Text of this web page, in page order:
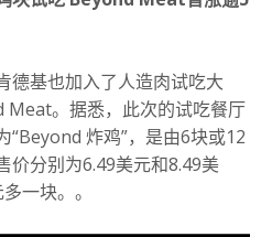
德基也加入了人造肉试吃大
Meat。据悉，此次的试吃餐厅
“Beyond 炸鸡”，是由6块或12
价分别为6.49美元和8.49美
一块。。